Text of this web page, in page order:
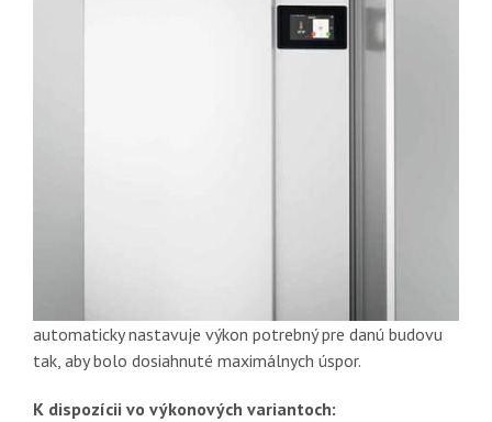
automaticky nastavuje výkon potrebný pre danú budovu
tak, aby bolo dosiahnuté maximálnych úspor.
K dispozícii vo výkonových variantoch: